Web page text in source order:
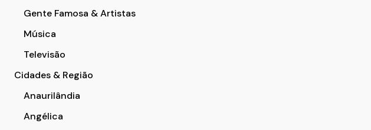
Gente Famosa & Artistas
Música
Televisão
Cidades & Região
Anaurilândia
Angélica